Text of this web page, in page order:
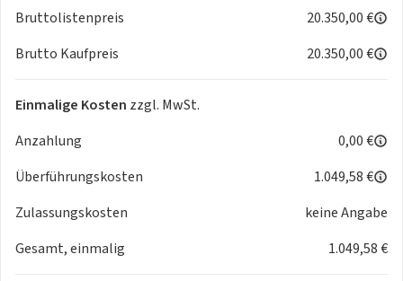
Seitenairbags vorn sowie Kopfairbags
Rücksitzen inklusive Top-Tether
Funktions- und Komfortausstattung
Kompressor)
Zentralverriegelung mit Funkfernbedienung
Klimaanlage mit mechanischer Regelung
Außenausstattung
Bruttolistenpreis
20.350,00 €
Brutto Kaufpreis
20.350,00 €
Einmalige Kosten zzgl. MwSt.
Anzahlung
0,00 €
Überführungskosten
1.049,58 €
Zulassungskosten
keine Angabe
Gesamt, einmalig
1.049,58 €